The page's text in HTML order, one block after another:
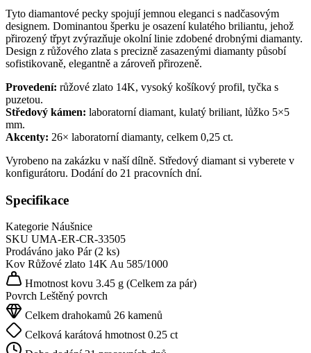
Tyto diamantové pecky spojují jemnou eleganci s nadčasovým
designem. Dominantou šperku je osazení kulatého briliantu, jehož
přirozený třpyt zvýrazňuje okolní linie zdobené drobnými diamanty.
Design z růžového zlata s precizně zasazenými diamanty působí
sofistikovaně, elegantně a zároveň přirozeně.
Provedení: růžové zlato 14K, vysoký košíkový profil, tyčka s
puzetou.
Středový kámen: laboratorní diamant, kulatý briliant, lůžko 5×5
mm.
Akcenty: 26× laboratorní diamanty, celkem 0,25 ct.
Vyrobeno na zakázku v naší dílně. Středový diamant si vyberete v
konfigurátoru. Dodání do 21 pracovních dní.
Specifikace
Kategorie Náušnice
SKU UMA-ER-CR-33505
Prodáváno jako Pár (2 ks)
Kov Růžové zlato 14KAu 585/1000
Hmotnost kovu 3.45 g (Celkem za pár)
Povrch Leštěný povrch
Celkem drahokamů 26 kamenů
Celková karátová hmotnost 0.25 ct